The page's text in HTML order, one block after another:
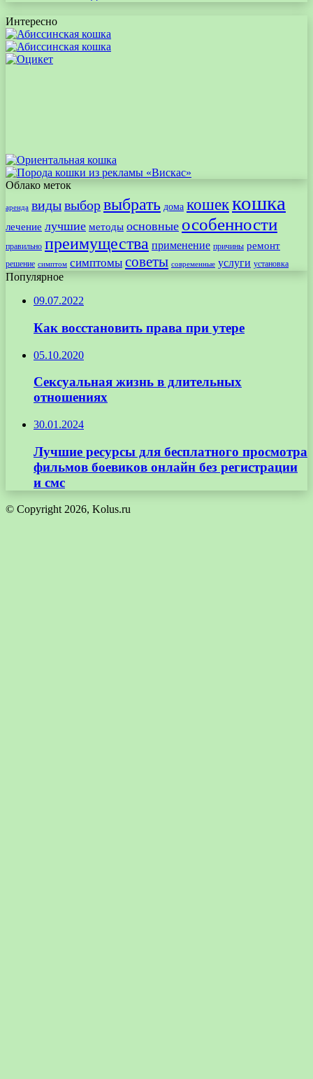
Интересно
Облако меток
аренда видывыборвыбрать дома кошеккошка
лечение лучшие методы основные особенности
правильно преимущества применение причины ремонт
решение симптом симптомы советы современные услуги установка
Популярное
09.07.2022
Как восстановить права при утере
05.10.2020
Сексуальная жизнь в длительных
отношениях
30.01.2024
Лучшие ресурсы для бесплатного просмотра
фильмов боевиков онлайн без регистрации
и смс
© Copyright 2026, Kolus.ru